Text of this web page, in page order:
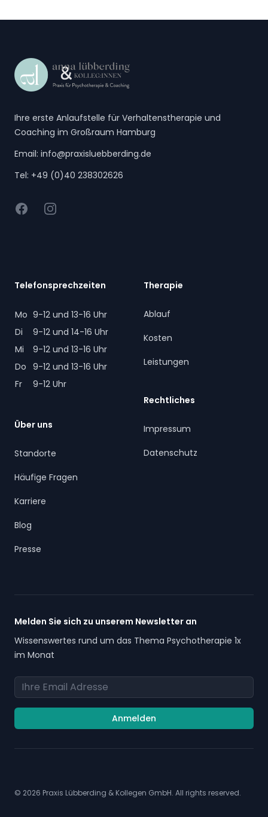
Ihre erste Anlaufstelle für Verhaltenstherapie und
Coaching im Großraum Hamburg
Email: info@praxisluebberding.de
Tel: +49 (0)40 238302626
FacebookInstagram
Telefonsprechzeiten
Mo 9-12 und 13-16 Uhr
Di
9-12 und 14-16 Uhr
Mi
9-12 und 13-16 Uhr
Do 9-12 und 13-16 Uhr
Fr
9-12 Uhr
Über uns
Standorte
Häufige Fragen
Karriere
Blog
Presse
Therapie
Ablauf
Kosten
Leistungen
Rechtliches
Impressum
Datenschutz
Melden Sie sich zu unserem Newsletter an
Wissenswertes rund um das Thema Psychotherapie 1x
im Monat
Email Adresse
Anmelden
© 2026 Praxis Lübberding & Kollegen GmbH. All rights reserved.